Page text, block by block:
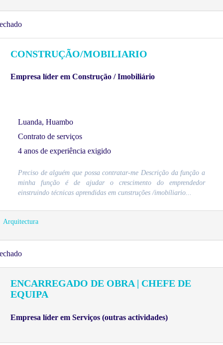
CONSTRUÇÃO/MOBILIARIO
Empresa líder em Construção / Imobiliário
Luanda, Huambo
Contrato de serviços
4 anos de experiência exigido
Preciso de alguém que possa contratar-me Descrição da função a
minha função é de ajudar o crescimento do emprendedor
einstruindo técnicas aprendidas em cunstruções /imobíliario...
Arquitectura
ENCARREGADO DE OBRA | CHEFE DE
EQUIPA
Empresa líder em Serviços (outras actividades)